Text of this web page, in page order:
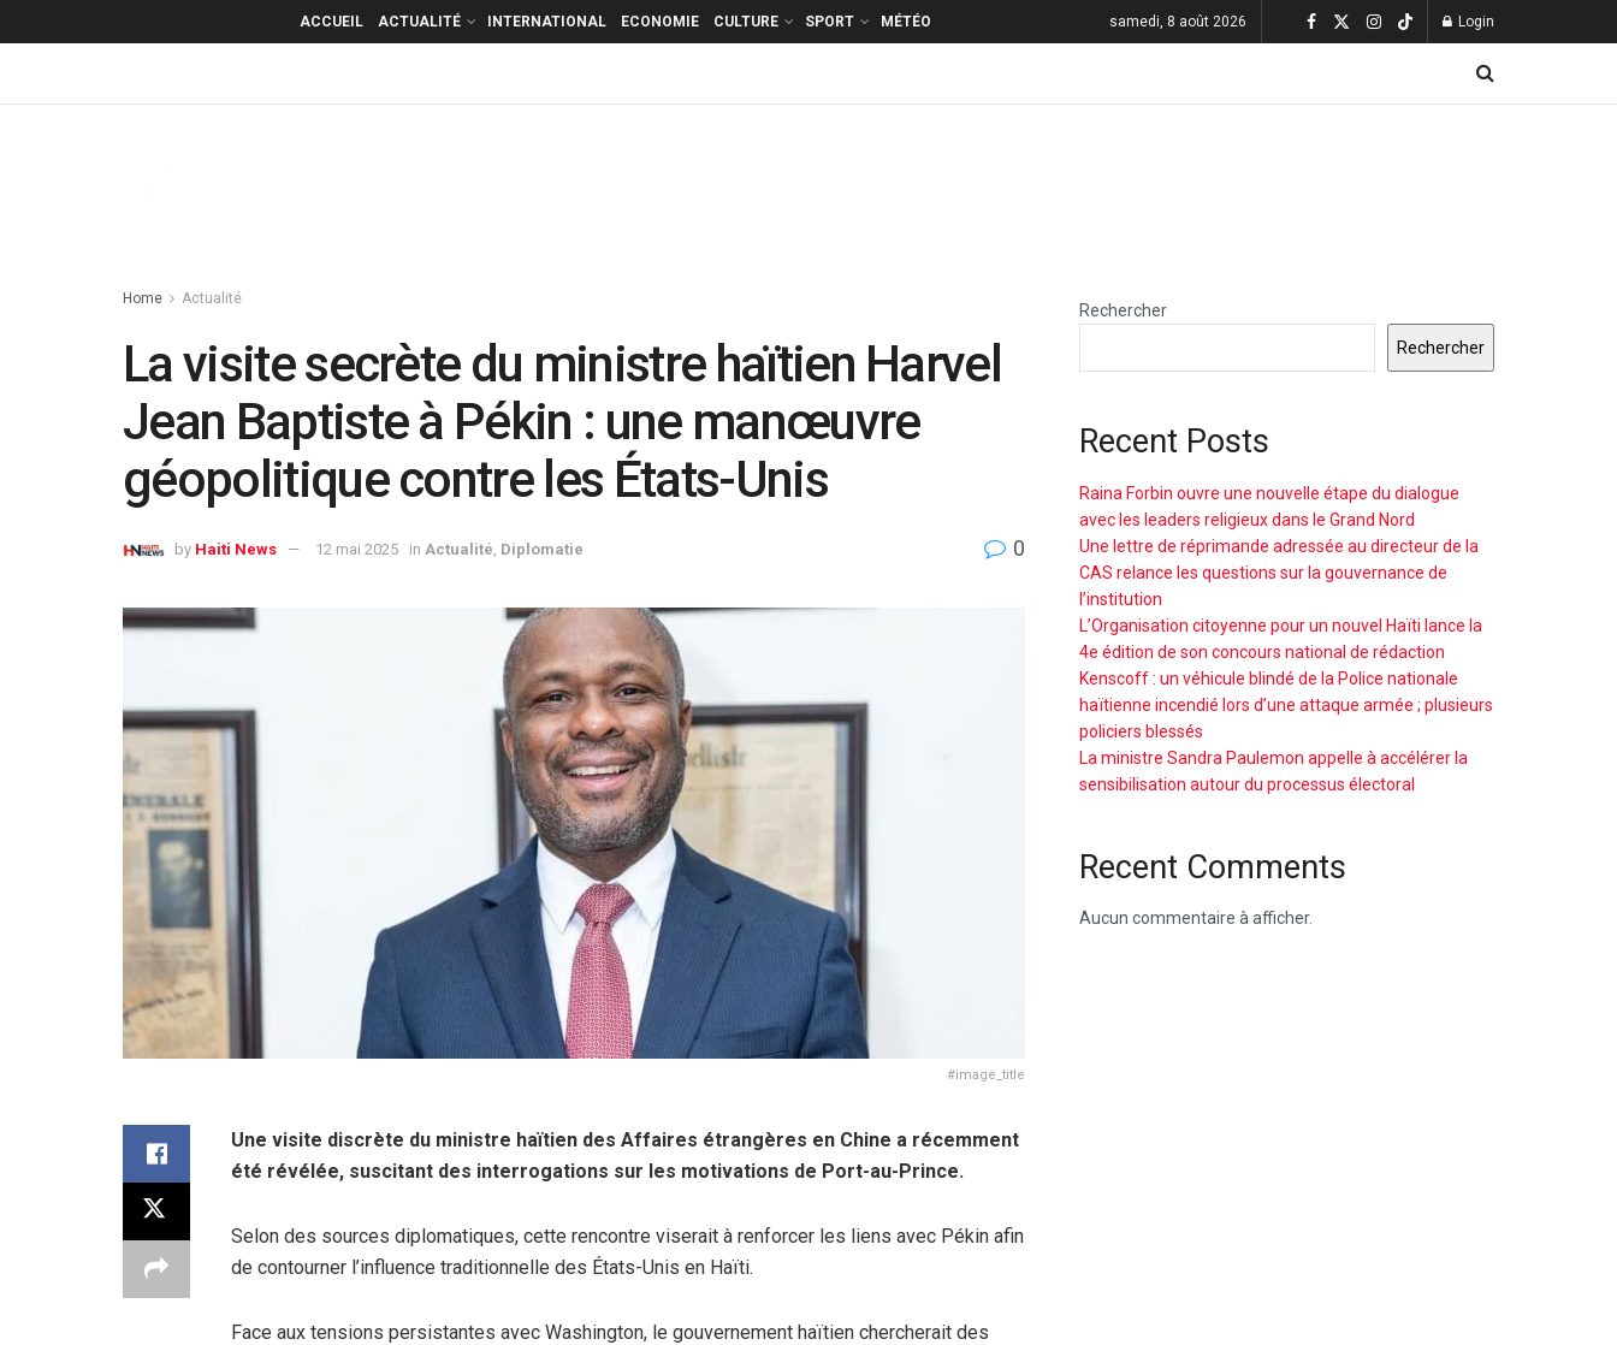
ACCUEIL ACTUALITÉ INTERNATIONAL ECONOMIE CULTURE SPORT MÉTÉO samedi, 8 août 2026 Login
Home Actualité
La visite secrète du ministre haïtien Harvel
Jean Baptiste à Pékin : une manœuvre
géopolitique contre les États-Unis
by Haiti News 12 mai 2025 in Actualité Diplomatie 0
#image_title
Une visite discrète du ministre haïtien des Affaires étrangères en Chine a récemment
été révélée, suscitant des interrogations sur les motivations de Port-au-Prince.
Selon des sources diplomatiques, cette rencontre viserait à renforcer les liens avec Pékin afin
de contourner l’influence traditionnelle des États-Unis en Haïti.
Face aux tensions persistantes avec Washington, le gouvernement haïtien chercherait des
Rechercher
Rechercher
Recent Posts
Raina Forbin ouvre une nouvelle étape du dialogue
avec les leaders religieux dans le Grand Nord
Une lettre de réprimande adressée au directeur de la
CAS relance les questions sur la gouvernance de
l’institution
L’Organisation citoyenne pour un nouvel Haïti lance la
4e édition de son concours national de rédaction
Kenscoff : un véhicule blindé de la Police nationale
haïtienne incendié lors d’une attaque armée ; plusieurs
policiers blessés
La ministre Sandra Paulemon appelle à accélérer la
sensibilisation autour du processus électoral
Recent Comments
Aucun commentaire à afficher.